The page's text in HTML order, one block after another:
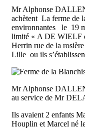
Mr Alphonse
achètent La ferme de
environnantes le 19
limité « A DE WIELF
Herrin rue de la
Lille ou ils
Mr Alphonse
au service de Mr
Ils avaient 2 enfants
Houplin et Marcel né